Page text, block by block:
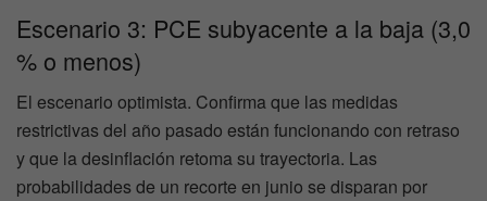
Escenario 3: PCE subyacente a la baja (3,0
% o menos)
El escenario optimista. Confirma que las medidas
restrictivas del año pasado están funcionando con retraso
y que la desinflación retoma su trayectoria. Las
probabilidades de un recorte en junio se disparan por